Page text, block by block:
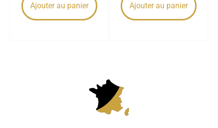
Ajouter au panier Ajouter au panier